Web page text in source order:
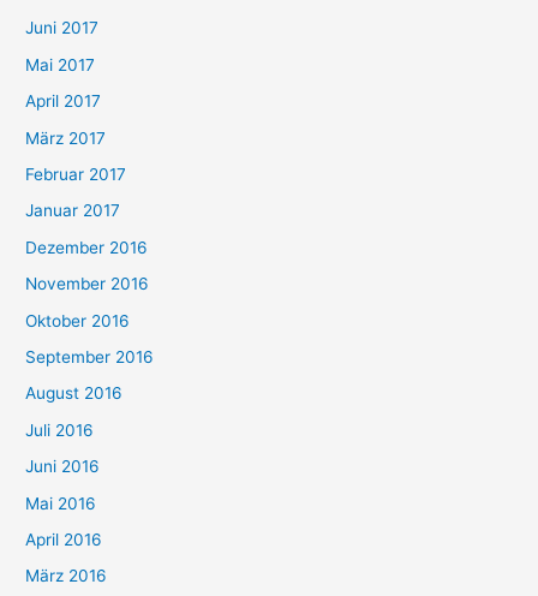
Juni 2017
Mai 2017
April 2017
März 2017
Februar 2017
Januar 2017
Dezember 2016
November 2016
Oktober 2016
September 2016
August 2016
Juli 2016
Juni 2016
Mai 2016
April 2016
März 2016